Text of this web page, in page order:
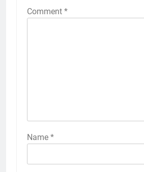
Comment *
Name *